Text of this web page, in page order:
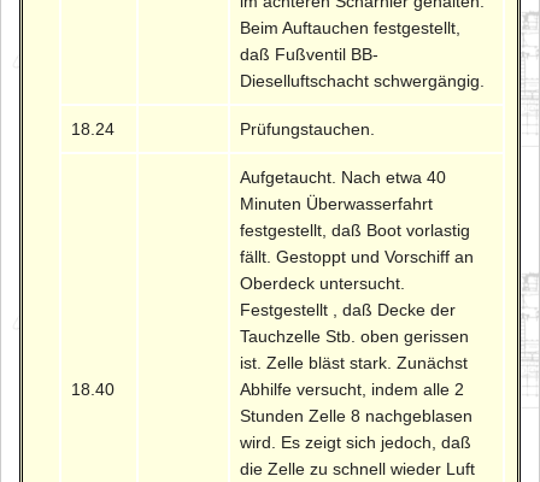
Beim Auftauchen festgestellt,
daß Fußventil BB-
Dieselluftschacht schwergängig.
18.24 Prüfungstauchen.
18.40
Aufgetaucht. Nach etwa 40
Minuten Überwasserfahrt
festgestellt, daß Boot vorlastig
fällt. Gestoppt und Vorschiff an
Oberdeck untersucht.
Festgestellt , daß Decke der
Tauchzelle Stb. oben gerissen
ist. Zelle bläst stark. Zunächst
Abhilfe versucht, indem alle 2
Stunden Zelle 8 nachgeblasen
wird. Es zeigt sich jedoch, daß
die Zelle zu schnell wieder Luft